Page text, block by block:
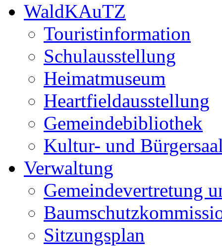
WaldKAuTZ
Touristinformation
Schulausstellung
Heimatmuseum
Heartfieldausstellung
Gemeindebibliothek
Kultur- und
Verwaltung
Gemeindevertretung
Sitzungsplan